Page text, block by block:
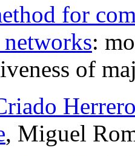
for
:
of
, Miguel